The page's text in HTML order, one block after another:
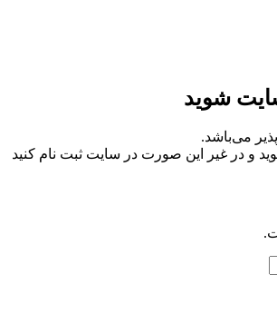
شوید
می‌باشد.
و در غیر این صورت در سایت ثبت نام کنید